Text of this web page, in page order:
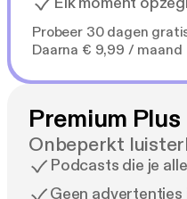
Probeer 30 dagen
Daarna € 9,99 / maand
Premium Plus
Onbeperkt
Podcasts die je
Geen